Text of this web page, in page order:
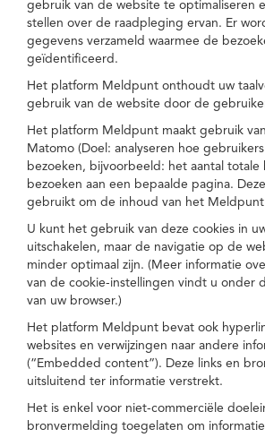
gebruik van de website te optimaliseren
stellen over de raadpleging ervan. Er
gegevens verzameld waarmee de
geïdentificeerd.
Het platform Meldpunt onthoudt uw
gebruik van de website door de
Het platform Meldpunt maakt gebruik
Matomo (Doel: analyseren hoe
bezoeken, bijvoorbeeld: het aantal totale
bezoeken aan een bepaalde pagina.
gebruikt om de inhoud van het
U kunt het gebruik van deze cookies in
uitschakelen, maar de navigatie op de
minder optimaal zijn. (Meer informatie
van de cookie-instellingen vindt u onder
van uw browser.)
Het platform Meldpunt bevat ook
websites en verwijzingen naar andere
(“Embedded content”). Deze links en
uitsluitend ter informatie verstrekt.
Het is enkel voor niet-commerciële
bronvermelding toegelaten om